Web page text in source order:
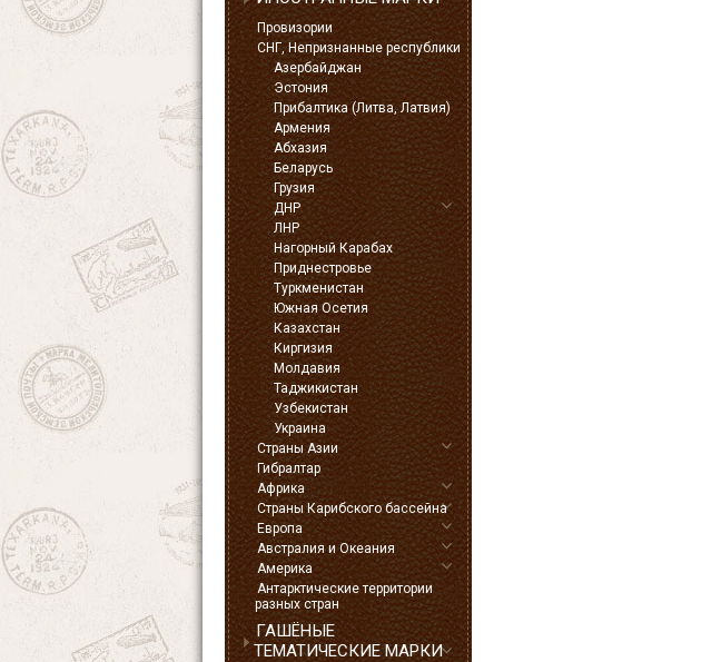
Провизории
СНГ, Непризнанные республики
Азербайджан
Эстония
Прибалтика (Литва, Латвия)
Армения
Абхазия
Беларусь
Грузия
ДНР
ЛНР
Нагорный Карабах
Приднестровье
Туркменистан
Южная Осетия
Казахстан
Киргизия
Молдавия
Таджикистан
Узбекистан
Украина
Страны Азии
Гибралтар
Африка
Страны Карибского бассейна
Европа
Австралия и Океания
Америка
Антарктические территории
разных стран
ГАШЁНЫЕ
ТЕМАТИЧЕСКИЕ МАРКИ